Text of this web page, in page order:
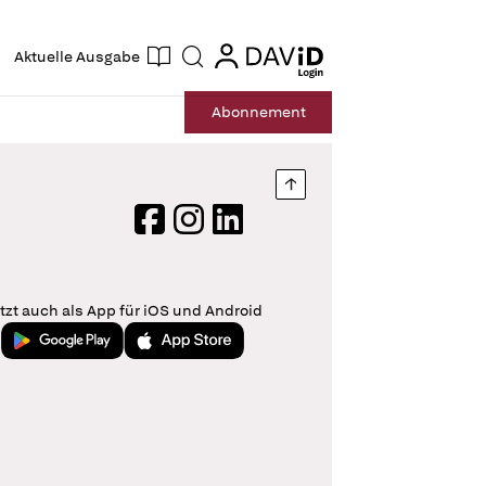
Aktuelle Ausgabe Suche login
login
Abonnement
Nach oben springen
FacebookInstagram
LinkedIn
auch als App für iOS und Android
Jetzt bei Google PlayLaden im App Store